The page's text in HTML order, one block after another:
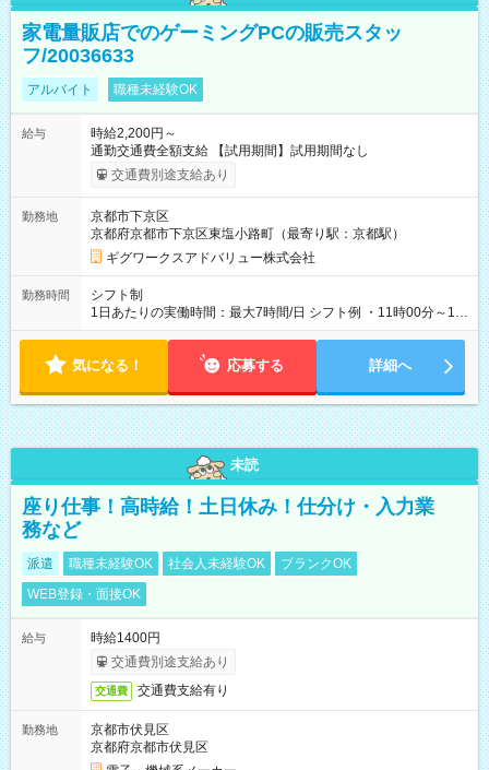
家電量販店でのゲーミングPCの販売スタッ
フ/20036633
アルバイト 職種未経験OK
給与
時給2,200円～
通勤交通費全額支給 【試用期間】試用期間なし
交通費別途支給あり
勤務地
京都市下京区
京都府京都市下京区東塩小路町（最寄り駅：京都駅）
ギグワークスアドバリュー株式会社
勤務時間
シフト制
1日あたりの実働時間：最大7時間/日 シフト例 ・11時00分～19
時00分
気になる！ 応募する 詳細へ
未読
座り仕事！高時給！土日休み！仕分け・入力業
務など
派遣 職種未経験OK 社会人未経験OK
ブランクOK
WEB登録・面接OK
給与
時給1400円
交通費別途支給あり
交通費 交通費支給有り
勤務地
京都市伏見区
京都府京都市伏見区